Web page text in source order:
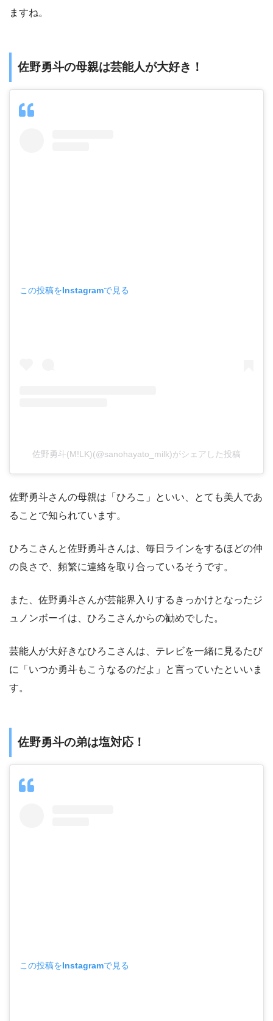
ますね。
佐野勇斗の母親は芸能人が大好き！
この投稿をInstagramで見る
佐野勇斗(M!LK)(@sanohayato_milk)がシェアした投稿
佐野勇斗さんの母親は「ひろこ」といい、とても美人であ
ることで知られています。
ひろこさんと佐野勇斗さんは、毎日ラインをするほどの仲
の良さで、頻繁に連絡を取り合っているそうです。
また、佐野勇斗さんが芸能界入りするきっかけとなったジ
ュノンボーイは、ひろこさんからの勧めでした。
芸能人が大好きなひろこさんは、テレビを一緒に見るたび
に「いつか勇斗もこうなるのだよ」と言っていたといいま
す。
佐野勇斗の弟は塩対応！
この投稿をInstagramで見る